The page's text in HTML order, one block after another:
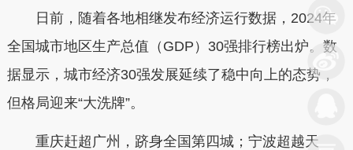
日前，随着各地相继发布经济运行数据，2024年
全国城市地区生产总值（GDP）30强排行榜出炉。数
据显示，城市经济30强发展延续了稳中向上的态势，
但格局迎来“大洗牌”。
重庆赶超广州，跻身全国第四城；宁波超越天